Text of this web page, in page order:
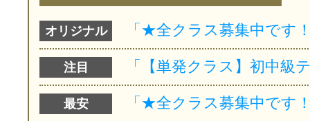
オリジナル
注目
最安